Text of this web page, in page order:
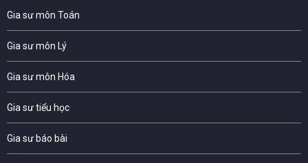
Gia sư môn Toán
Gia sư môn Lý
Gia sư môn Hóa
Gia sư tiểu học
Gia sư báo bài